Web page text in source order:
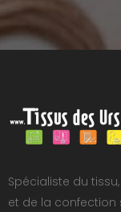
Spécialiste du
et de la confection